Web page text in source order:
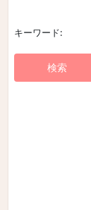
キーワード: